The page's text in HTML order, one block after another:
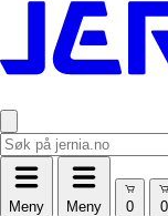
Meny Meny